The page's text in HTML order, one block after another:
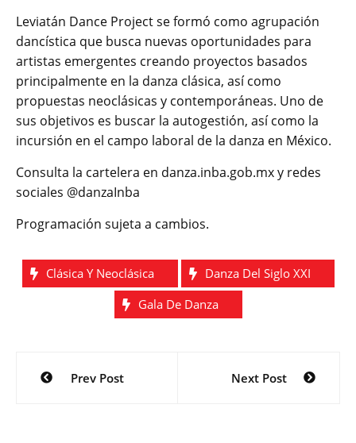
Leviatán Dance Project se formó como agrupación
dancística que busca nuevas oportunidades para
artistas emergentes creando proyectos basados
principalmente en la danza clásica, así como
propuestas neoclásicas y contemporáneas. Uno de
sus objetivos es buscar la autogestión, así como la
incursión en el campo laboral de la danza en México.
Consulta la cartelera en danza.inba.gob.mx y redes
sociales @danzaInba
Programación sujeta a cambios.
Clásica Y Neoclásica
Danza Del Siglo XXI
Gala De Danza
Navegación
Prev Post Next Post